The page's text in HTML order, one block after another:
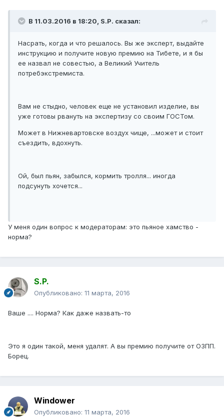
В 11.03.2016 в 18:20, S.P. сказал:
Насрать, когда и что решалось. Вы же эксперт, выдайте
инструкцию и получите новую премию на Тибете, и я бы
ее назвал не совестью, а Великий Учитель
потребэкстремиста.
Вам не стыдно, человек еще не установил изделие, вы
уже готовы рвануть на экспертизу со своим ГОСТом.
Может в Нижневартовске воздух чище, ...может и стоит
съездить, вдохнуть.
Ой, был пьян, забылся, кормить тролля... иногда
подсунуть хочется...
У меня один вопрос к модераторам: это пьяное хамство -
норма?
S.P.
Опубликовано: 11 марта, 2016
Ваше .... Норма? Как даже назвать-то
Это я один такой, меня удалят. А вы премию получите от ОЗПП.
Борец.
Windower
Опубликовано: 11 марта, 2016